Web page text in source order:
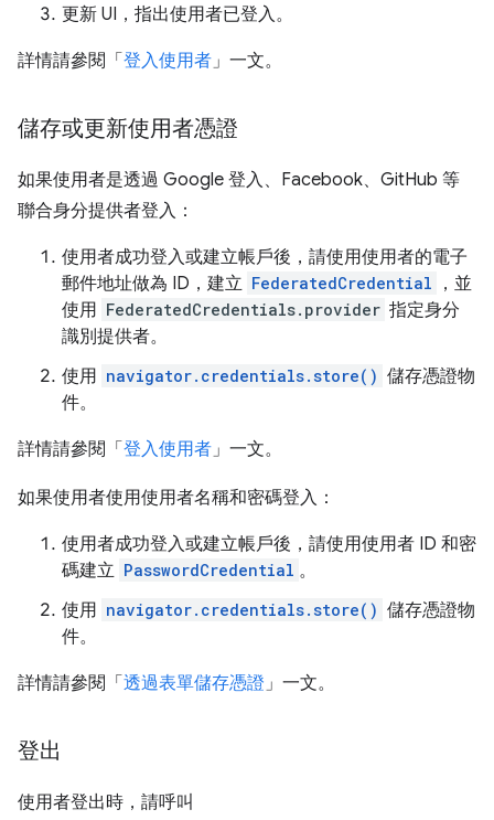
更新 UI，指出使用者已登入。
詳情請參閱「 登入使用者」一文。
儲存或更新使用者憑證
如果使用者是透過 Google 登入、Facebook、GitHub 等
聯合身分提供者登入：
使用者成功登入或建立帳戶後，請使用使用者的電子
郵件地址做為 ID，建立 FederatedCredential
，並
使用 FederatedCredentials.provider 指定身分
識別提供者。
使用 navigator.credentials.store() 儲存憑證物
件。
詳情請參閱「 登入使用者」一文。
如果使用者使用使用者名稱和密碼登入：
使用者成功登入或建立帳戶後，請使用使用者 ID 和密
碼建立 PasswordCredential 。
使用 navigator.credentials.store() 儲存憑證物
件。
詳情請參閱「 透過表單儲存憑證」一文。
登出
使用者登出時，請呼叫